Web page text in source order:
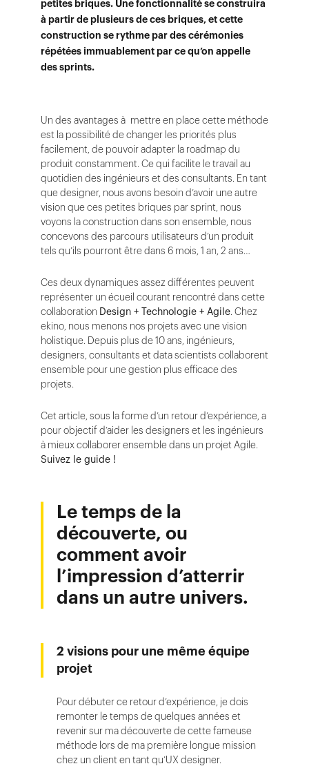
petites briques. Une fonctionnalité se construira
à partir de plusieurs de ces briques, et cette
construction se rythme par des cérémonies
répétées immuablement par ce qu’on appelle
des sprints.
Un des avantages à mettre en place cette méthode
est la possibilité de changer les priorités plus
facilement, de pouvoir adapter la roadmap du
produit constamment. Ce qui facilite le travail au
quotidien des ingénieurs et des consultants. En tant
que designer, nous avons besoin d’avoir une autre
vision que ces petites briques par sprint, nous
voyons la construction dans son ensemble, nous
concevons des parcours utilisateurs d’un produit
tels qu’ils pourront être dans 6 mois, 1 an, 2 ans…
Ces deux dynamiques assez différentes peuvent
représenter un écueil courant rencontré dans cette
collaboration Design + Technologie + Agile. Chez
ekino, nous menons nos projets avec une vision
holistique. Depuis plus de 10 ans, ingénieurs,
designers, consultants et data scientists collaborent
ensemble pour une gestion plus efficace des
projets.
Cet article, sous la forme d’un retour d’expérience, a
pour objectif d’aider les designers et les ingénieurs
à mieux collaborer ensemble dans un projet Agile.
Suivez le guide !
Le temps de la
découverte, ou
comment avoir
l’impression d’atterrir
dans un autre univers.
2 visions pour une même équipe
projet
Pour débuter ce retour d’expérience, je dois
remonter le temps de quelques années et
revenir sur ma découverte de cette fameuse
méthode lors de ma première longue mission
chez un client en tant qu’UX designer.